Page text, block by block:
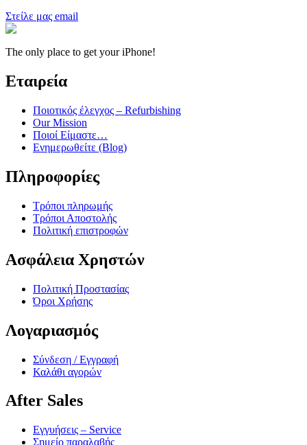
Στείλε μας email
The only place to get your iPhone!
Εταιρεία
Ποιοτικός έλεγχος – Refurbishing
Our Mission
Ποιοί Είμαστε…
Ενημερωθείτε (Blog)
Πληροφορίες
Τρόποι πληρωμής
Τρόποι Αποστολής
Πολιτική επιστροφών
Ασφάλεια Χρηστών
Πολιτική Προστασίας
Όροι Χρήσης
Λογαριασμός
Σύνδεση / Εγγραφή
Καλάθι αγορών
After Sales
Εγγυήσεις – Service
Σημείο παραλαβής